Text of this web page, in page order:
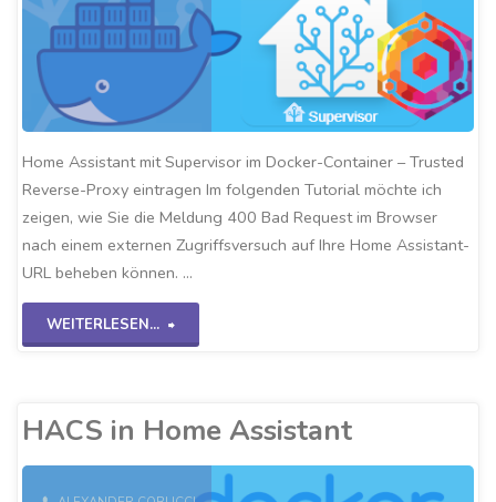
Home Assistant mit Supervisor im Docker-Container – Trusted
Reverse-Proxy eintragen Im folgenden Tutorial möchte ich
zeigen, wie Sie die Meldung 400 Bad Request im Browser
nach einem externen Zugriffsversuch auf Ihre Home Assistant-
URL beheben können. …
WEITERLESEN...
"Docker
HACS in Home Assistant